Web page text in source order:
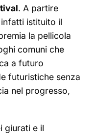
. A partire
infatti istituito il
la pellicola
comuni che
a futuro
futuristiche senza
nel progresso,
giurati e il